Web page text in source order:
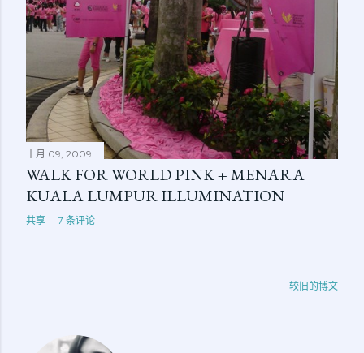
十月 09, 2009
WALK FOR WORLD PINK + MENARA
KUALA LUMPUR ILLUMINATION
共享 7 条评论
较旧的博文